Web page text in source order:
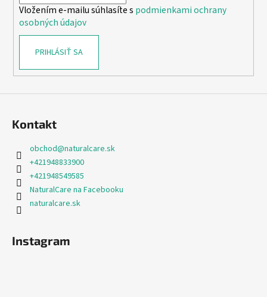
Vložením e-mailu súhlasíte s podmienkami ochrany
osobných údajov
PRIHLÁSIŤ SA
Kontakt
obchod@naturalcare.sk
+421948833900
+421948549585
NaturalCare na Facebooku
naturalcare.sk
Instagram